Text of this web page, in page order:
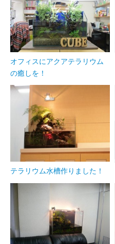
オフィスにアクアテラリウム
の癒しを！
テラリウム水槽作りました！